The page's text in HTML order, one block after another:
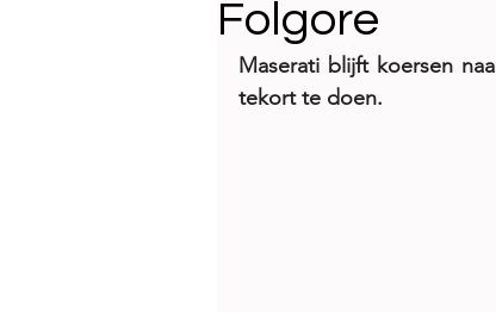
Reportages
Folgore
Maserati blijft koersen
tekort te doen.